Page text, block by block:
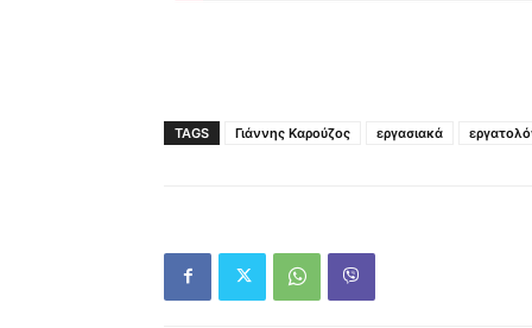
TAGS Γιάννης Καρούζος εργασιακά